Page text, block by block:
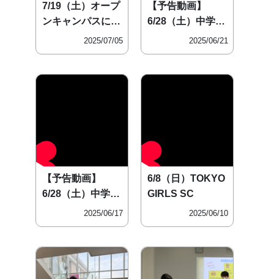
7/19（土）オープ
ンキャンパスに来
2025/07/05
【予告動画】
6/28（土）中学授
2025/06/21
【予告動画】
6/28（土）中学授
2025/06/17
6/8（日）TOKYO
GIRLS SC
2025/06/10